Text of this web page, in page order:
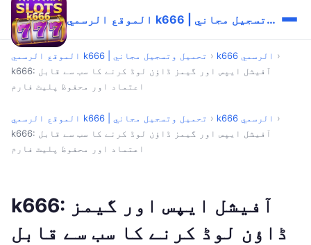
الموقع الرسمي k666 | تحميل وتسجيل مجاني
الموقع الرسمي k666 | تحميل وتسجيل مجاني › k666 الرسمي ›
k666: آفیشل ایپس اور گیمز ڈاؤن لوڈ کرنے کا سب سے قابل
اعتماد اور محفوظ پلیٹ فارم
الموقع الرسمي k666 | تحميل وتسجيل مجاني › k666 الرسمي ›
k666: آفیشل ایپس اور گیمز ڈاؤن لوڈ کرنے کا سب سے قابل
اعتماد اور محفوظ پلیٹ فارم
k666: آفیشل ایپس اور گیمز
ڈاؤن لوڈ کرنے کا سب سے قابل